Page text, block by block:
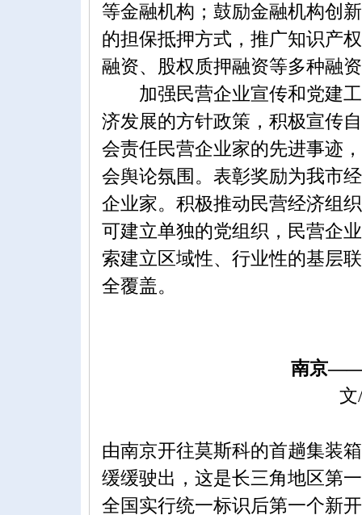
等金融机构；鼓励金融机构创
的担保抵押方式，推广知识产
融资、股权质押融资等多种融
加强民营企业宣传和党建工
济发展的方针政策，积极宣传
会责任民营企业家的先进事迹
会舆论氛围。表彰奖励为我市
企业家。积极推动民营经济组
可建立单独的党组织，民营企
索建立区域性、行业性的基层
全覆盖。
南京——莫斯科
文/吴明亮
由南京开往莫斯科的首趟集装
缓缓驶出，这是长三角地区第
全国实行统一标识后第一个新